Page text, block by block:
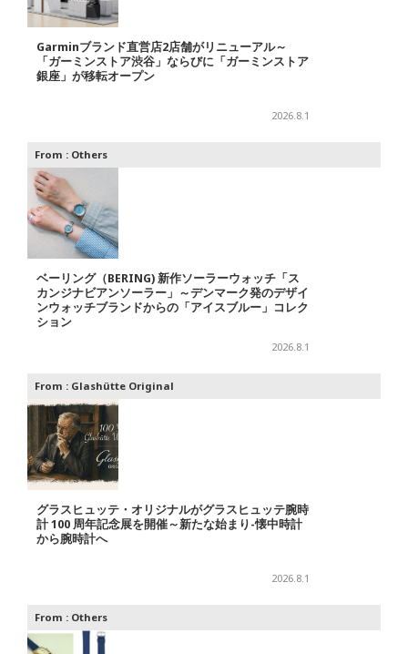
Garminブランド直営店2店舗がリニューアル～
「ガーミンストア渋谷」ならびに「ガーミンストア
銀座」が移転オープン
2026.8.1
From : Others
ベーリング（BERING) 新作ソーラーウォッチ「ス
カンジナビアンソーラー」～デンマーク発のデザイ
ンウォッチブランドからの「アイスブルー」コレク
ション
2026.8.1
From : Glashütte Original
グラスヒュッテ・オリジナルがグラスヒュッテ腕時
計 100 周年記念展を開催～新たな始まり-懐中時計
から腕時計へ
2026.8.1
From : Others